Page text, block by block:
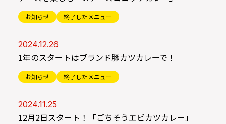
お知らせ 終了したメニュー
2024.12.26
1年のスタートはブランド豚カツカレーで！
お知らせ 終了したメニュー
2024.11.25
12月2日スタート！「ごちそうエビカツカレー」